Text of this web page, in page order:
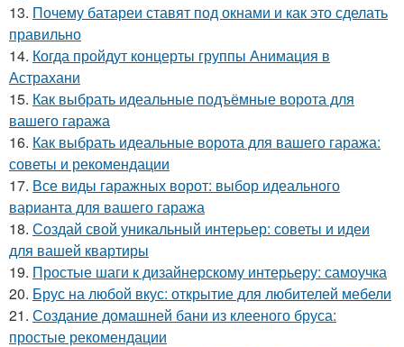
13. Почему батареи ставят под окнами и как это сделать
правильно
14. Когда пройдут концерты группы Анимация в
Астрахани
15. Как выбрать идеальные подъёмные ворота для
вашего гаража
16. Как выбрать идеальные ворота для вашего гаража:
советы и рекомендации
17. Все виды гаражных ворот: выбор идеального
варианта для вашего гаража
18. Создай свой уникальный интерьер: советы и идеи
для вашей квартиры
19. Простые шаги к дизайнерскому интерьеру: самоучка
20. Брус на любой вкус: открытие для любителей мебели
21. Создание домашней бани из клееного бруса:
простые рекомендации